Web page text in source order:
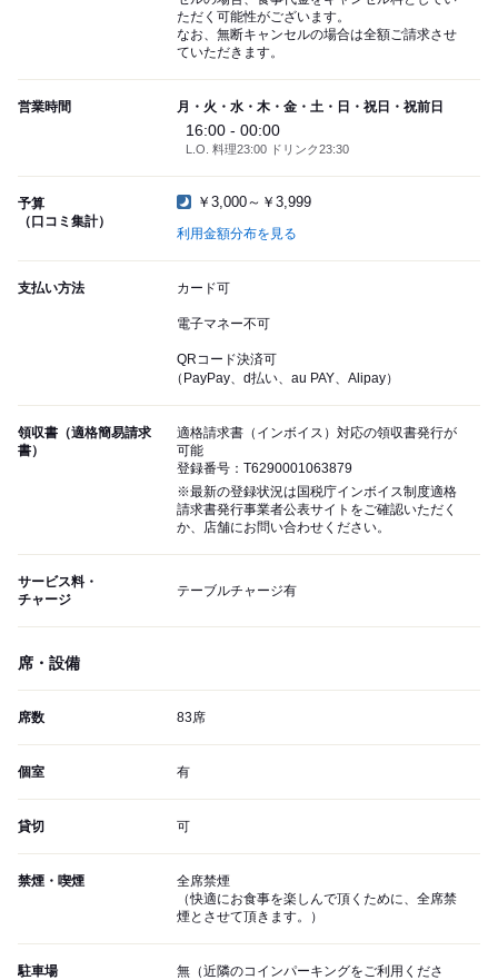
ただく可能性がございます。
なお、無断キャンセルの場合は全額ご請求させ
ていただきます。
営業時間 月・火・水・木・金・土・日・祝日・祝前日
16:00 - 00:00
L.O. 料理23:00 ドリンク23:30
予算
（口コミ集計）
￥3,000～￥3,999
利用金額分布を見る
支払い方法 カード可
電子マネー不可
QRコード決済可
（PayPay、d払い、au PAY、Alipay）
領収書（適格簡易請求
書）
適格請求書（インボイス）対応の領収書発行が
可能
登録番号：T6290001063879
※最新の登録状況は国税庁インボイス制度適格
請求書発行事業者公表サイトをご確認いただく
か、店舗にお問い合わせください。
サービス料・
チャージ
テーブルチャージ有
席・設備
席数 83席
個室 有
貸切 可
禁煙・喫煙
全席禁煙
（快適にお食事を楽しんで頂くために、全席禁
煙とさせて頂きます。）
駐車場
無（近隣のコインパーキングをご利用くださ